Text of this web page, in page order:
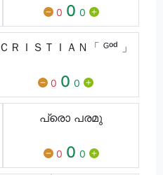
0 0 0
ＣＲＩＳＴＩＡＮ「 ᴳᵒᵈ 」
0 0 0
പ്രൊ പരമു
0 0 0